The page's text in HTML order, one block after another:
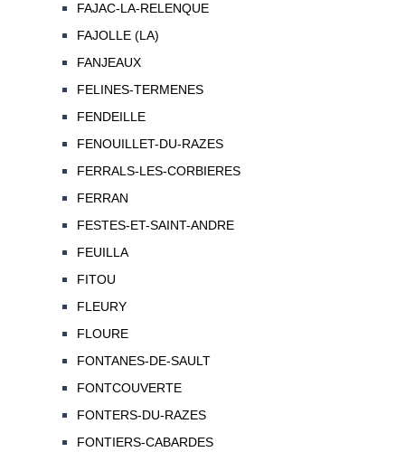
FAJAC-LA-RELENQUE
FAJOLLE (LA)
FANJEAUX
FELINES-TERMENES
FENDEILLE
FENOUILLET-DU-RAZES
FERRALS-LES-CORBIERES
FERRAN
FESTES-ET-SAINT-ANDRE
FEUILLA
FITOU
FLEURY
FLOURE
FONTANES-DE-SAULT
FONTCOUVERTE
FONTERS-DU-RAZES
FONTIERS-CABARDES